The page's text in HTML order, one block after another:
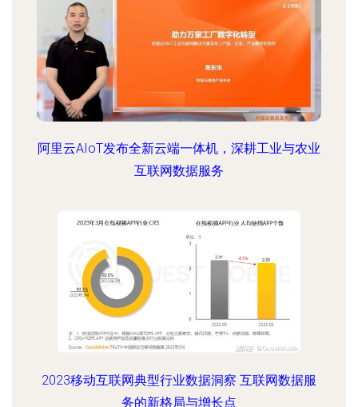
阿里云AIoT发布全新云端一体机，深耕工业与农业
互联网数据服务
2023移动互联网典型行业数据洞察 互联网数据服
务的新格局与增长点